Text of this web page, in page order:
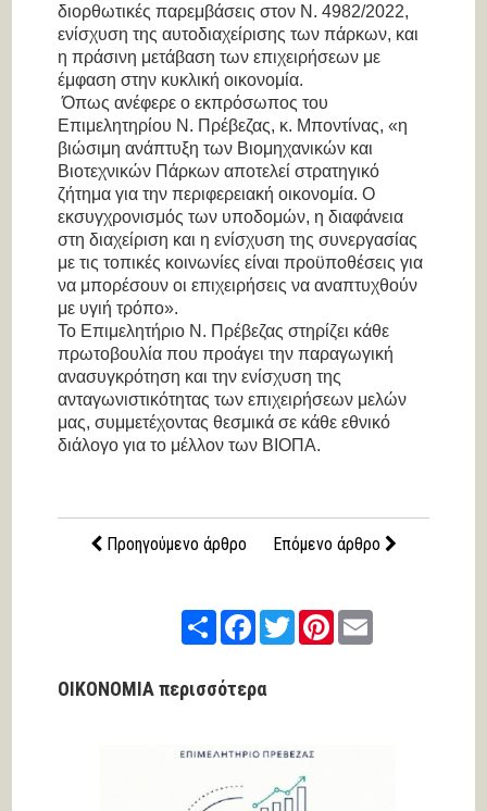
διορθωτικές παρεμβάσεις στον Ν. 4982/2022,
ενίσχυση της αυτοδιαχείρισης των πάρκων, και
η πράσινη μετάβαση των επιχειρήσεων με
έμφαση στην κυκλική οικονομία.
Όπως ανέφερε ο εκπρόσωπος του
Επιμελητηρίου Ν. Πρέβεζας, κ. Μποντίνας, «η
βιώσιμη ανάπτυξη των Βιομηχανικών και
Βιοτεχνικών Πάρκων αποτελεί στρατηγικό
ζήτημα για την περιφερειακή οικονομία. Ο
εκσυγχρονισμός των υποδομών, η διαφάνεια
στη διαχείριση και η ενίσχυση της συνεργασίας
με τις τοπικές κοινωνίες είναι προϋποθέσεις για
να μπορέσουν οι επιχειρήσεις να αναπτυχθούν
με υγιή τρόπο».
Το Επιμελητήριο Ν. Πρέβεζας στηρίζει κάθε
πρωτοβουλία που προάγει την παραγωγική
ανασυγκρότηση και την ενίσχυση της
ανταγωνιστικότητας των επιχειρήσεων μελών
μας, συμμετέχοντας θεσμικά σε κάθε εθνικό
διάλογο για το μέλλον των ΒΙΟΠΑ.
Προηγούμενο άρθρο Επόμενο άρθρο
ShareFacebook
TwitterPinterestEmail
ΟΙΚΟΝΟΜΙΑ περισσότερα